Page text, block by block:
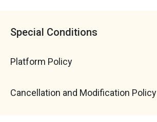
Special Conditions
Platform Policy
Cancellation and Modification Policy